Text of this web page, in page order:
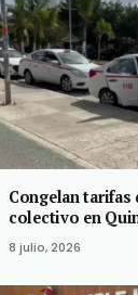
Congelan
colectivo en
8 julio, 2026